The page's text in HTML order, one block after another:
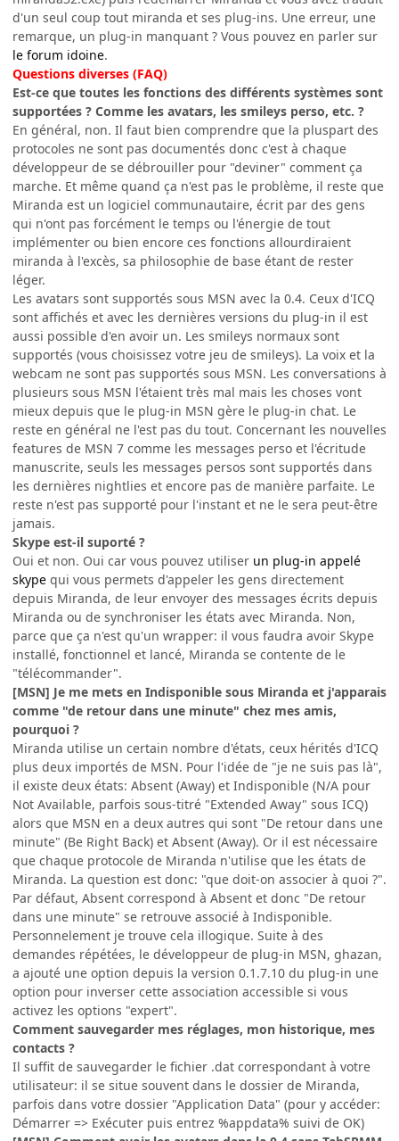
d'un seul coup tout miranda et ses plug-ins. Une erreur, une
remarque, un plug-in manquant ? Vous pouvez en parler sur
le forum idoine.
Questions diverses (FAQ)
Est-ce que toutes les fonctions des différents systèmes sont
supportées ? Comme les avatars, les smileys perso, etc. ?
En général, non. Il faut bien comprendre que la pluspart des
protocoles ne sont pas documentés donc c'est à chaque
développeur de se débrouiller pour "deviner" comment ça
marche. Et même quand ça n'est pas le problème, il reste que
Miranda est un logiciel communautaire, écrit par des gens
qui n'ont pas forcément le temps ou l'énergie de tout
implémenter ou bien encore ces fonctions allourdiraient
miranda à l'excès, sa philosophie de base étant de rester
léger.
Les avatars sont supportés sous MSN avec la 0.4. Ceux d'ICQ
sont affichés et avec les dernières versions du plug-in il est
aussi possible d'en avoir un. Les smileys normaux sont
supportés (vous choisissez votre jeu de smileys). La voix et la
webcam ne sont pas supportés sous MSN. Les conversations à
plusieurs sous MSN l'étaient très mal mais les choses vont
mieux depuis que le plug-in MSN gère le plug-in chat. Le
reste en général ne l'est pas du tout. Concernant les nouvelles
features de MSN 7 comme les messages perso et l'écritude
manuscrite, seuls les messages persos sont supportés dans
les dernières nightlies et encore pas de manière parfaite. Le
reste n'est pas supporté pour l'instant et ne le sera peut-être
jamais.
Skype est-il suporté ?
Oui et non. Oui car vous pouvez utiliser un plug-in appelé
skype qui vous permets d'appeler les gens directement
depuis Miranda, de leur envoyer des messages écrits depuis
Miranda ou de synchroniser les états avec Miranda. Non,
parce que ça n'est qu'un wrapper: il vous faudra avoir Skype
installé, fonctionnel et lancé, Miranda se contente de le
"télécommander".
[MSN] Je me mets en Indisponible sous Miranda et j'apparais
comme "de retour dans une minute" chez mes amis,
pourquoi ?
Miranda utilise un certain nombre d'états, ceux hérités d'ICQ
plus deux importés de MSN. Pour l'idée de "je ne suis pas là",
il existe deux états: Absent (Away) et Indisponible (N/A pour
Not Available, parfois sous-titré "Extended Away" sous ICQ)
alors que MSN en a deux autres qui sont "De retour dans une
minute" (Be Right Back) et Absent (Away). Or il est nécessaire
que chaque protocole de Miranda n'utilise que les états de
Miranda. La question est donc: "que doit-on associer à quoi ?".
Par défaut, Absent correspond à Absent et donc "De retour
dans une minute" se retrouve associé à Indisponible.
Personnelement je trouve cela illogique. Suite à des
demandes répétées, le développeur de plug-in MSN, ghazan,
a ajouté une option depuis la version 0.1.7.10 du plug-in une
option pour inverser cette association accessible si vous
activez les options "expert".
Comment sauvegarder mes réglages, mon historique, mes
contacts ?
Il suffit de sauvegarder le fichier .dat correspondant à votre
utilisateur: il se situe souvent dans le dossier de Miranda,
parfois dans votre dossier "Application Data" (pour y accéder:
Démarrer => Exécuter puis entrez %appdata% suivi de OK)